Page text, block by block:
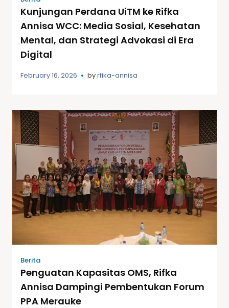
Kunjungan Perdana UiTM ke Rifka
Annisa WCC: Media Sosial, Kesehatan
Mental, dan Strategi Advokasi di Era
Digital
February 16, 2026 byrfika-annisa
Berita
Penguatan Kapasitas OMS, Rifka
Annisa Dampingi Pembentukan Forum
PPA Merauke